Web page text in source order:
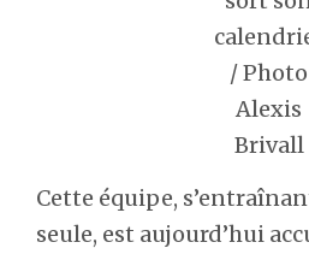
/ Photo
Alexis
Brivall
Cette équipe,
seule, est aujourd’hui